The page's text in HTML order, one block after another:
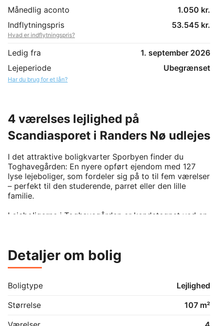
Månedlig aconto
1.050 kr.
Indflytningspris
53.545 kr.
Hvad er indflytningspris?
Ledig fra
1. september 2026
Lejeperiode
Ubegrænset
Har du brug for et lån?
4 værelses lejlighed på
Scandiasporet i Randers Nø udlejes
I det attraktive boligkvarter Sporbyen finder du
Toghavegården: En nyere opført ejendom med 127
lyse lejeboliger, som fordeler sig på to til fem værelser
– perfekt til den studerende, parret eller den lille
familie.
Lejeboligerne i Toghavegården er kendetegnet ved en
I denne 4-værelses lejlighed får du:
Tre gode soveværelser
Stort køkkenalrum med alle hårde hvidevare, og i
åben forbindelse med stuen
Gulvvarme i alle rum
Detaljer om bolig
Boligtype
Lejlighed
Størrelse
107 m²